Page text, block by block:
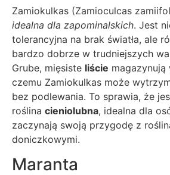
Zamiokulkas (Zamioculcas
idealna dla zapominalskich. Jest
tolerancyjna na brak światła, ale
bardzo dobrze w trudniejszych
Grube, mięsiste liście magazynują
czemu Zamiokulkas może
bez podlewania. To sprawia, że
roślina cieniolubna, idealna dla
zaczynają swoją przygodę z
doniczkowymi.
Maranta